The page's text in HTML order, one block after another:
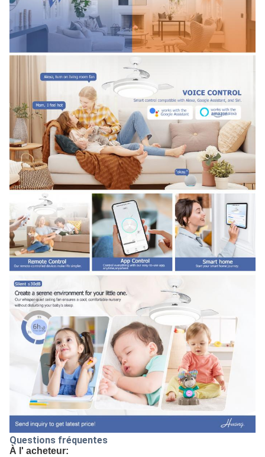
Questions fréquentes
À l' acheteur: